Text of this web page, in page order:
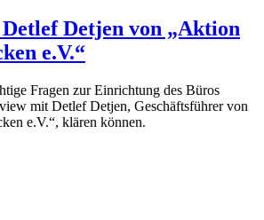
Detjen von „Aktion
e.V.“
Fragen zur Einrichtung des Büros
mit Detlef Detjen, Geschäftsführer von
e.V.“, klären können.